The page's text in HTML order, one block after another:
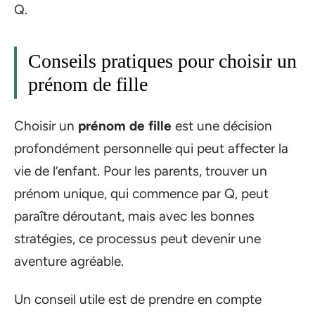
Q.
Conseils pratiques pour choisir un
prénom de fille
Choisir un prénom de fille est une décision
profondément personnelle qui peut affecter la
vie de l’enfant. Pour les parents, trouver un
prénom unique, qui commence par Q, peut
paraître déroutant, mais avec les bonnes
stratégies, ce processus peut devenir une
aventure agréable.
Un conseil utile est de prendre en compte